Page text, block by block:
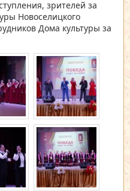
зрителей за
Новоселицкого
Дома культуры за